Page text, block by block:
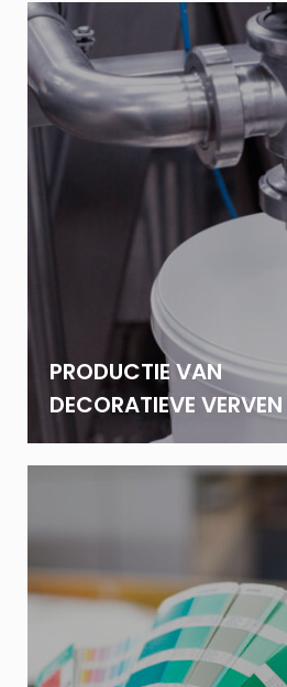
PRODUCTIE VAN
DECORATIEVE VERVEN